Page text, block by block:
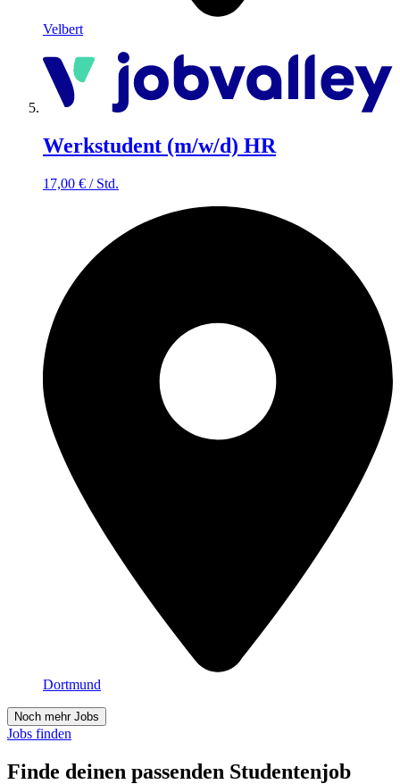
Velbert
Werkstudent (m/w/d) HR
17,00 € / Std.
Dortmund
Noch mehr Jobs
Jobs finden
Finde deinen passenden Studentenjob